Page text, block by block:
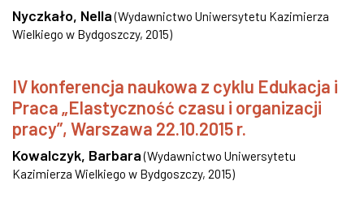
Nyczkało, Nella (Wydawnictwo Uniwersytetu Kazimierza
Wielkiego w Bydgoszczy, 2015)
IV konferencja naukowa z cyklu Edukacja i
Praca „Elastyczność czasu i organizacji
pracy”, Warszawa 22.10.2015 r.
Kowalczyk, Barbara (Wydawnictwo Uniwersytetu
Kazimierza Wielkiego w Bydgoszczy, 2015)